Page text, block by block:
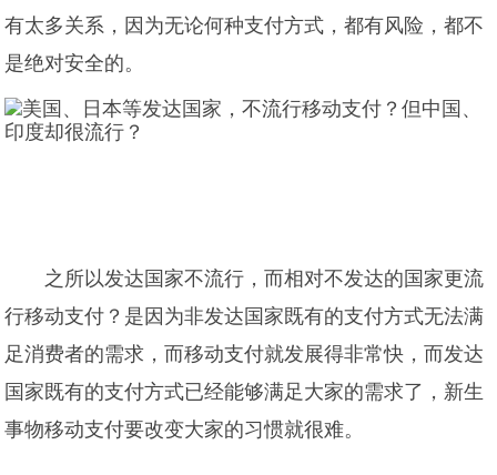
有太多关系，因为无论何种支付方式，都有风险，都不
是绝对安全的。
之所以发达国家不流行，而相对不发达的国家更流
行移动支付？是因为非发达国家既有的支付方式无法满
足消费者的需求，而移动支付就发展得非常快，而发达
国家既有的支付方式已经能够满足大家的需求了，新生
事物移动支付要改变大家的习惯就很难。